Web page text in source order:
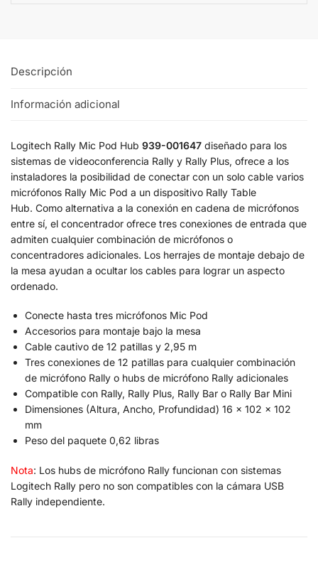
Descripción
Información adicional
Logitech Rally Mic Pod Hub 939-001647 diseñado para los
sistemas de videoconferencia Rally y Rally Plus, ofrece a los
instaladores la posibilidad de conectar con un solo cable varios
micrófonos Rally Mic Pod a un dispositivo Rally Table
Hub. Como alternativa a la conexión en cadena de micrófonos
entre sí, el concentrador ofrece tres conexiones de entrada que
admiten cualquier combinación de micrófonos o
concentradores adicionales. Los herrajes de montaje debajo de
la mesa ayudan a ocultar los cables para lograr un aspecto
ordenado.
Conecte hasta tres micrófonos Mic Pod
Accesorios para montaje bajo la mesa
Cable cautivo de 12 patillas y 2,95 m
Tres conexiones de 12 patillas para cualquier combinación
de micrófono Rally o hubs de micrófono Rally adicionales
Compatible con Rally, Rally Plus, Rally Bar o Rally Bar Mini
Dimensiones (Altura, Ancho, Profundidad) 16 x 102 x 102
mm
Peso del paquete 0,62 libras
Nota: Los hubs de micrófono Rally funcionan con sistemas
Logitech Rally pero no son compatibles con la cámara USB
Rally independiente.